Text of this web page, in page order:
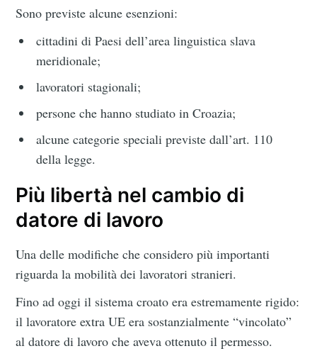
Sono previste alcune esenzioni:
cittadini di Paesi dell’area linguistica slava
meridionale;
lavoratori stagionali;
persone che hanno studiato in Croazia;
alcune categorie speciali previste dall’art. 110
della legge.
Più libertà nel cambio di
datore di lavoro
Una delle modifiche che considero più importanti
riguarda la mobilità dei lavoratori stranieri.
Fino ad oggi il sistema croato era estremamente rigido:
il lavoratore extra UE era sostanzialmente “vincolato”
al datore di lavoro che aveva ottenuto il permesso.